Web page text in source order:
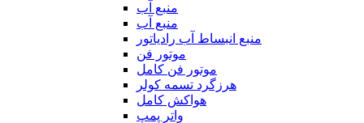
منبع آب
منبع آب
منبع انبساط آب رادیاتور
موتور فن
موتور فن کامل
هرزگرد تسمه کولر
هواکش کامل
واتر پمپ